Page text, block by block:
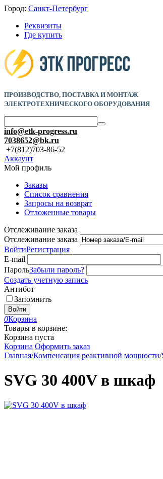
Город: Санкт-Петербург
Реквизиты
Где купить
ПРОИЗВОДСТВО, ПОСТАВКА И МОНТАЖ
ЭЛЕКТРОТЕХНИЧЕСКОГО ОБОРУДОВАНИЯ
info@etk-progress.ru
7038652@bk.ru
+7(812)703-86-52
Аккаунт
Мой профиль
Заказы
Список сравнения
Запросы на возврат
Отложенные товары
Отслеживание заказа
Отслеживание заказа
ВойтиРегистрация
E-mail
ПарольЗабыли пароль?
Создать учетную запись
Антибот
Запомнить
Войти
0Корзина
Товары в корзине:
Корзина пуста
Корзина Оформить заказ
Главная/Компенсация реактивной мощности/
SVG 30 400V в шкаф